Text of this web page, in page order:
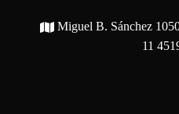
Miguel B. Sánchez
11